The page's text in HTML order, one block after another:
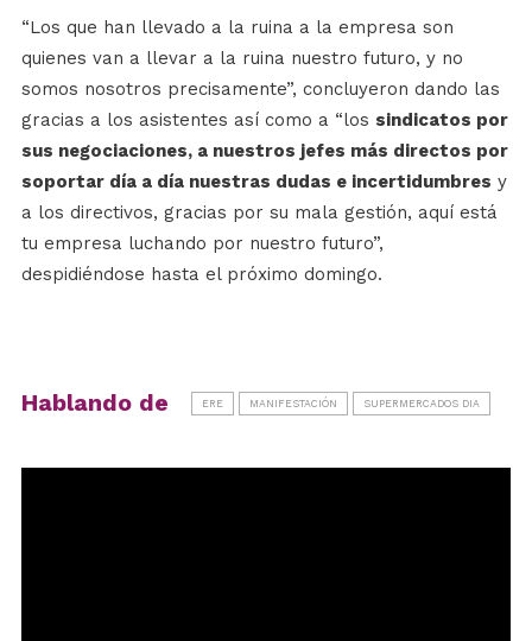
“Los que han llevado a la ruina a la empresa son
quienes van a llevar a la ruina nuestro futuro, y no
somos nosotros precisamente”, concluyeron dando las
gracias a los asistentes así como a “los sindicatos por
sus negociaciones, a nuestros jefes más directos por
soportar día a día nuestras dudas e incertidumbres y
a los directivos, gracias por su mala gestión, aquí está
tu empresa luchando por nuestro futuro”,
despidiéndose hasta el próximo domingo.
Hablando de ERE MANIFESTACIÓN SUPERMERCADOS DIA